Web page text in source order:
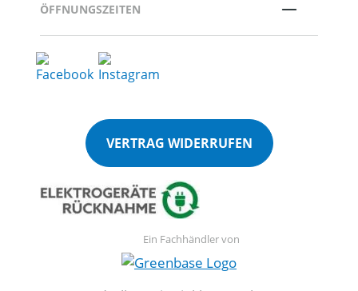
ÖFFNUNGSZEITEN
VERTRAG WIDERRUFEN
Ein Fachhändler von